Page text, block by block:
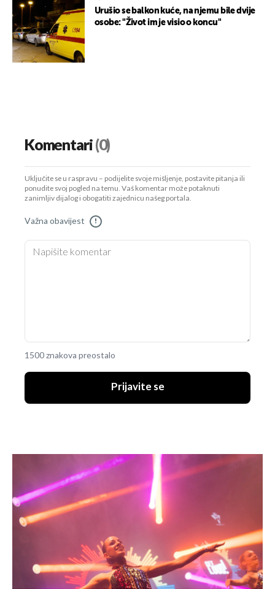
Urušio se balkon kuće, na njemu bile dvije
osobe: "Život im je visio o koncu"
Komentari(0)
Uključite se u raspravu – podijelite svoje mišljenje, postavite pitanja ili
ponudite svoj pogled na temu. Vaš komentar može potaknuti
zanimljiv dijalog i obogatiti zajednicu našeg portala.
Važna obavijest !
1500 znakova preostalo
Prijavite se